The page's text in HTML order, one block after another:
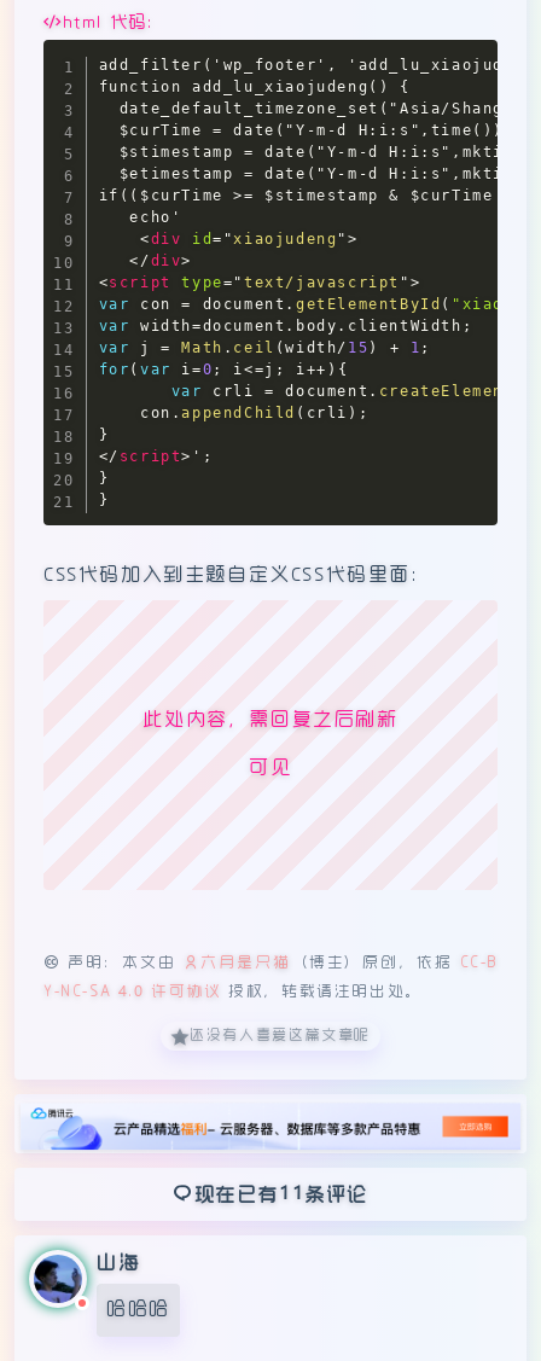
html 代码:
add_filter('wp_footer',
function add_lu_xiaojudeng() {
date_default_timezone_set("Asia/
  $curTime = date("Y-m-d H:i:s",time());
$stimestamp = date("Y-m-d
$etimestamp = date("Y-m-d
if(($curTime >= $stimestamp & $curTime
   echo'
<div id= "xiaojudeng ">
</div>
<script type= "text/javascript " >
var
con = document .getElementById (
var
width=document . body . clientWidth ;
var
j = Math . ceil (width/ 15 ) + 1 ;
for (var i=0 ; i<=j ; i++ ) {
var
crli = document . createElement
    con
.appendChild ( crli ) ;
}
</ script> ';
}
}
CSS代码加入到主题自定义CSS代码里面：
此处内容，需回复之后刷新
可见
声明：本文由 六月是只猫 （博主）原创，依据
CC-B
Y-NC-SA 4.0 许可协议
授权，转载请注明出处。
还没有人喜爱这篇文章呢
现在已有 11 条评论
山海
哈哈哈